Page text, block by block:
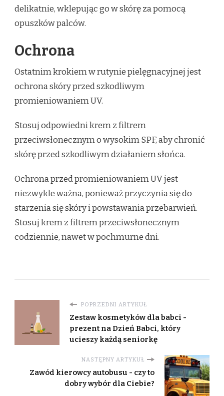
delikatnie, wklepując go w skórę za pomocą
opuszków palców.
Ochrona
Ostatnim krokiem w rutynie pielęgnacyjnej jest
ochrona skóry przed szkodliwym
promieniowaniem UV.
Stosuj odpowiedni krem z filtrem
przeciwsłonecznym o wysokim SPF, aby chronić
skórę przed szkodliwym działaniem słońca.
Ochrona przed promieniowaniem UV jest
niezwykle ważna, ponieważ przyczynia się do
starzenia się skóry i powstawania przebarwień.
Stosuj krem z filtrem przeciwsłonecznym
codziennie, nawet w pochmurne dni.
POPRZEDNI ARTYKUŁ
Zestaw kosmetyków dla babci -
prezent na Dzień Babci, który
ucieszy każdą seniorkę
NASTĘPNY ARTYKUŁ
Zawód kierowcy autobusu - czy to
dobry wybór dla Ciebie?